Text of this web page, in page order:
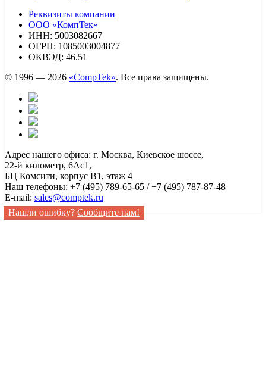
Реквизиты компании
ООО «КомпТек»
ИНН: 5003082667
ОГРН: 1085003004877
ОКВЭД: 46.51
© 1996 — 2026 «CompTek». Все права защищены.
Адрес нашего офиса: г. Москва, Киевское шоссе,
22-й километр, 6Ас1,
БЦ Комсити, корпус B1, этаж 4
Наш телефоны: +7 (495) 789-65-65 / +7 (495) 787-87-48
E-mail: sales@comptek.ru
Нашли ошибку? Сообщите нам!